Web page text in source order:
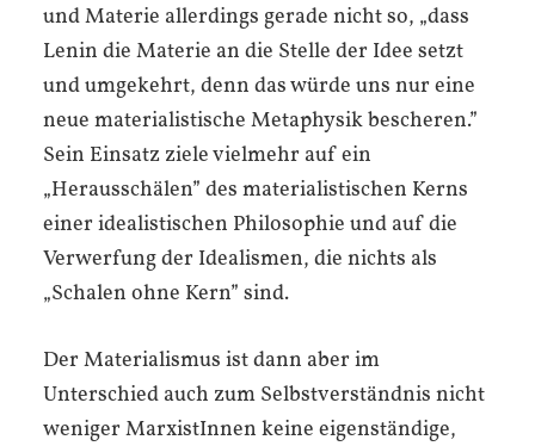
und Materie allerdings gerade nicht so, „dass
Lenin die Materie an die Stelle der Idee setzt
und umgekehrt, denn das würde uns nur eine
neue materialistische Metaphysik bescheren.”
Sein Einsatz ziele vielmehr auf ein
„Herausschälen” des materialistischen Kerns
einer idealistischen Philosophie und auf die
Verwerfung der Idealismen, die nichts als
„Schalen ohne Kern” sind.
Der Materialismus ist dann aber im
Unterschied auch zum Selbstverständnis nicht
weniger MarxistInnen keine eigenständige,